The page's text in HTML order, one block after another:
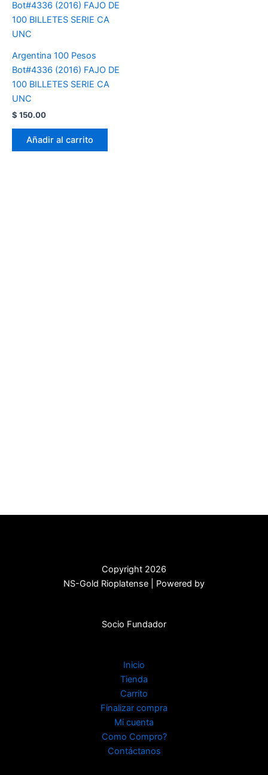
Argentina 100 Pesos
Bot#4336 (2016) FAJO DE
100 BILLETES SERIE CA
UNC
$ 150.00
Añadir al carrito
Copyright 2026
NS-Gold Rioplatense | Powered by
Socio Fundador
Inicio
Tienda
Carrito
Finalizar compra
Mi cuenta
Como Compro?
Contáctanos